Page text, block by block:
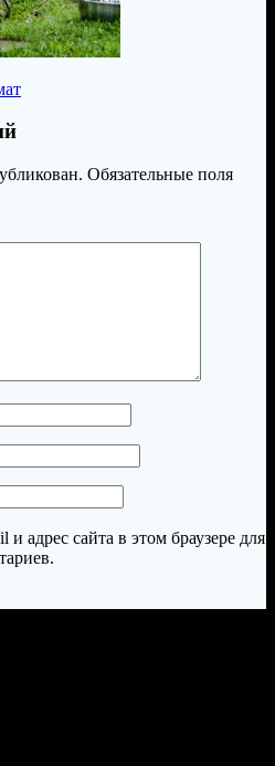
Обязательные поля
адрес сайта в этом браузере для